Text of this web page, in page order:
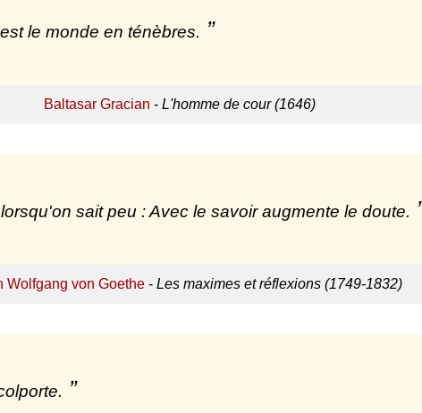
le monde en ténèbres.
Baltasar Gracian - L'homme de cour (1646)
sait peu : Avec le savoir augmente le doute.
Wolfgang von Goethe - Les maximes et réflexions (1749-1832)